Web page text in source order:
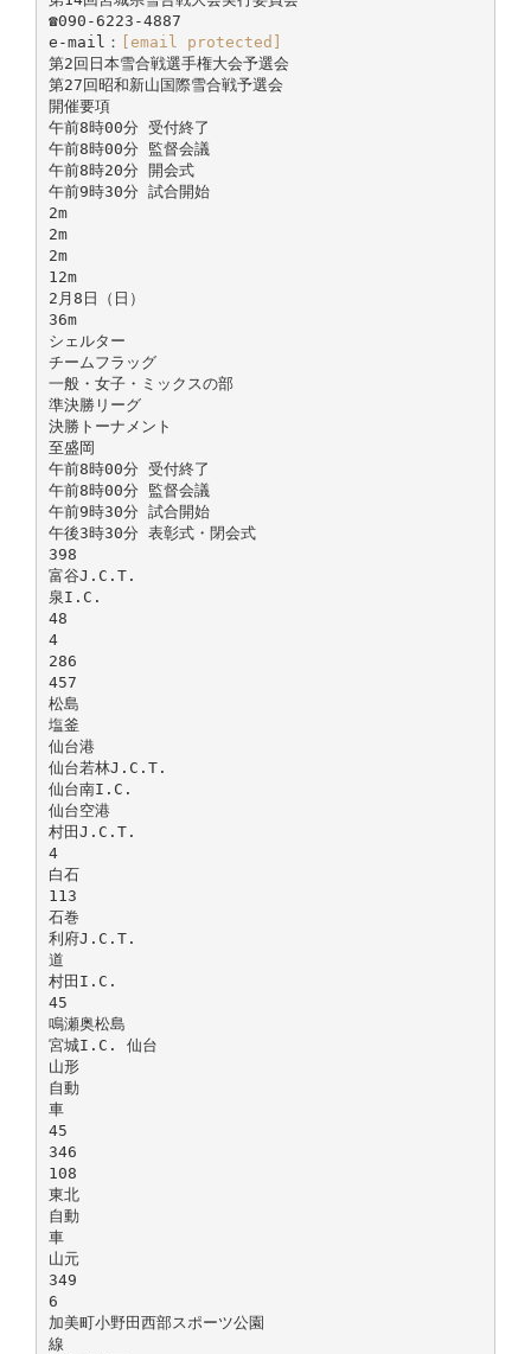
☎090-6223-4887
e-mail： [email protected]
第2回日本雪合戦選手権大会予選会
第27回昭和新山国際雪合戦予選会
開催要項
午前8時00分 受付終了
午前8時00分 監督会議
午前8時20分 開会式
午前9時30分 試合開始
2m
2m
2m
12m
2月8日（日）
36m
シェルター
チームフラッグ
一般・女子・ミックスの部
準決勝リーグ
決勝トーナメント
至盛岡
午前8時00分 受付終了
午前8時00分 監督会議
午前9時30分 試合開始
午後3時30分 表彰式・閉会式
398
富谷J.C.T.
泉I.C.
48
4
286
457
松島
塩釜
仙台港
仙台若林J.C.T.
仙台南I.C.
仙台空港
村田J.C.T.
4
白石
113
石巻
利府J.C.T.
道
村田I.C.
45
鳴瀬奥松島
宮城I.C. 仙台
山形
自動
車
45
346
108
東北
自動
車
山元
349
6
加美町小野田西部スポーツ公園
線